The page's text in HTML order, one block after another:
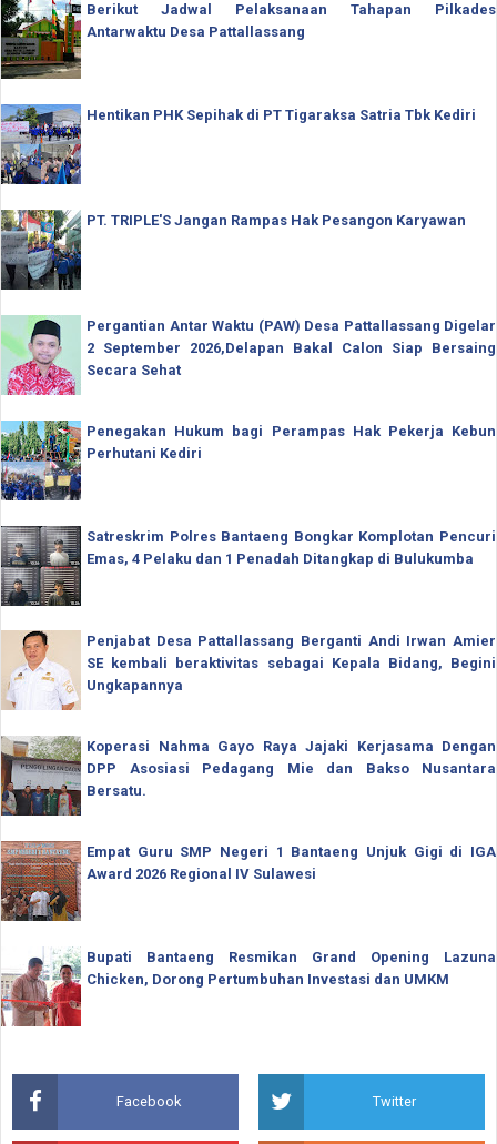
Berikut Jadwal Pelaksanaan Tahapan Pilkades
Antarwaktu Desa Pattallassang
Hentikan PHK Sepihak di PT Tigaraksa Satria Tbk Kediri
PT. TRIPLE'S Jangan Rampas Hak Pesangon Karyawan
Pergantian Antar Waktu (PAW) Desa Pattallassang Digelar
2 September 2026,Delapan Bakal Calon Siap Bersaing
Secara Sehat
Penegakan Hukum bagi Perampas Hak Pekerja Kebun
Perhutani Kediri
Satreskrim Polres Bantaeng Bongkar Komplotan Pencuri
Emas, 4 Pelaku dan 1 Penadah Ditangkap di Bulukumba
Penjabat Desa Pattallassang Berganti Andi Irwan Amier
SE kembali beraktivitas sebagai Kepala Bidang, Begini
Ungkapannya
Koperasi Nahma Gayo Raya Jajaki Kerjasama Dengan
DPP Asosiasi Pedagang Mie dan Bakso Nusantara
Bersatu.
Empat Guru SMP Negeri 1 Bantaeng Unjuk Gigi di IGA
Award 2026 Regional IV Sulawesi
Bupati Bantaeng Resmikan Grand Opening Lazuna
Chicken, Dorong Pertumbuhan Investasi dan UMKM
Facebook Twitter